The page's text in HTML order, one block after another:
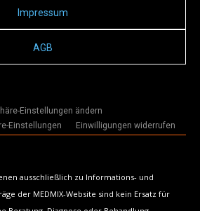
Impressum
AGB
Einstellungen ändern
Einstellungen
Einwilligungen widerrufen
ausschließlich zu Informations- und
der MEDMIX-Website sind kein Ersatz für